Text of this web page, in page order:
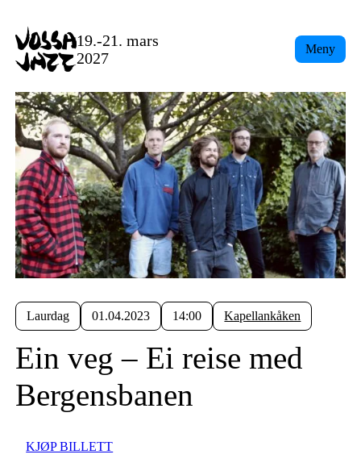
19.-21. mars
2027
Meny
Laurdag 01.04.2023 14:00 Kapellankåken
Ein veg – Ei reise med
Bergensbanen
KJØP BILLETT